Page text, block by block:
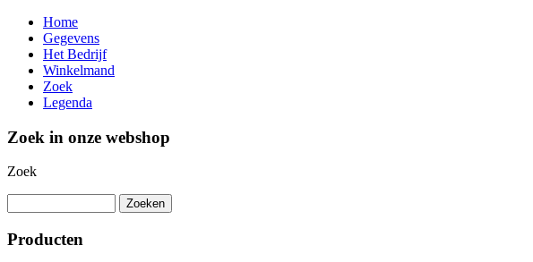
Home
Gegevens
Het Bedrijf
Winkelmand
Zoek
Legenda
Zoek in onze webshop
Zoek
Producten